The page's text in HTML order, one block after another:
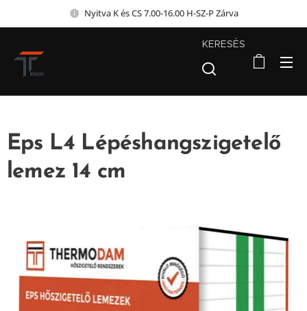
Nyitva K és CS 7.00-16.00 H-SZ-P Zárva
KERESÉS
Eps L4 Lépéshangszigetelő
lemez 14 cm